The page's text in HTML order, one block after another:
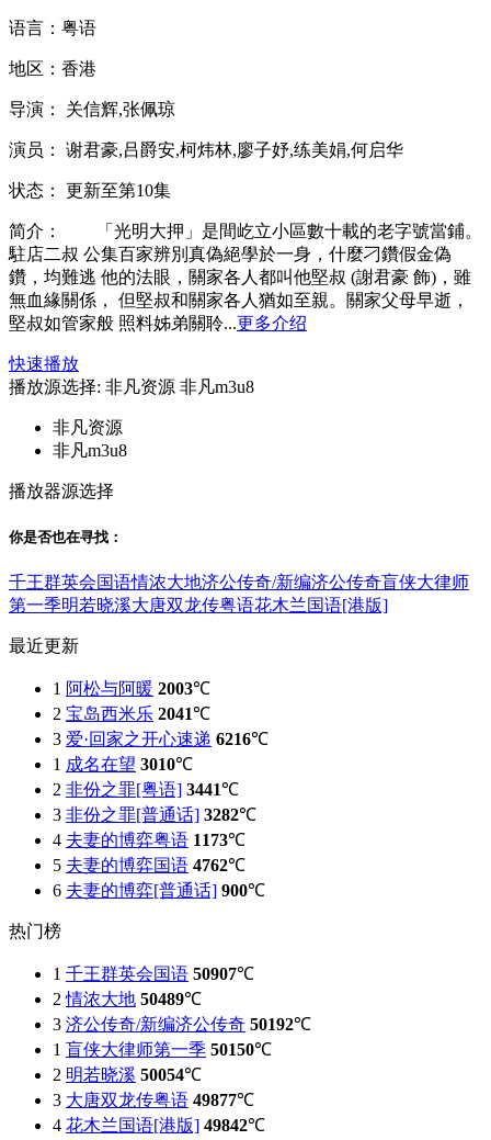
语言： 粤语
地区： 香港
导演： 关信辉,张佩琼
演员： 谢君豪,吕爵安,柯炜林,廖子妤,练美娟,何启华
状态： 更新至第10集
简介：
「光明大押」是間屹立小區數十載的老字號當鋪。
駐店二叔 公集百家辨別真偽絕學於一身，什麼刁鑽假金偽
鑽，均難逃 他的法眼，關家各人都叫他堅叔 (謝君豪 飾)，雖
無血緣關係， 但堅叔和關家各人猶如至親。關家父母早逝，
堅叔如管家般 照料姊弟關聆...更多介绍
快速播放
播放源选择: 非凡资源 非凡m3u8
非凡资源
非凡m3u8
播放器源选择
你是否也在寻找 ：
千王群英会国语情浓大地济公传奇/新编济公传奇盲侠大律师
第一季明若晓溪大唐双龙传粤语花木兰国语[港版]
最近更新
1 阿松与阿暖 2003℃
2 宝岛西米乐 2041℃
3 爱·回家之开心速递 6216℃
1 成名在望 3010℃
2 非份之罪[粤语] 3441℃
3 非份之罪[普通话] 3282℃
4 夫妻的博弈粤语 1173℃
5 夫妻的博弈国语 4762℃
6 夫妻的博弈[普通话] 900℃
热门榜
1 千王群英会国语 50907℃
2 情浓大地 50489℃
3 济公传奇/新编济公传奇 50192℃
1 盲侠大律师第一季 50150℃
2 明若晓溪 50054℃
3 大唐双龙传粤语 49877℃
4 花木兰国语[港版] 49842℃